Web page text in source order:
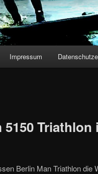
Impressum
5150
Berlin Man Triathlon die